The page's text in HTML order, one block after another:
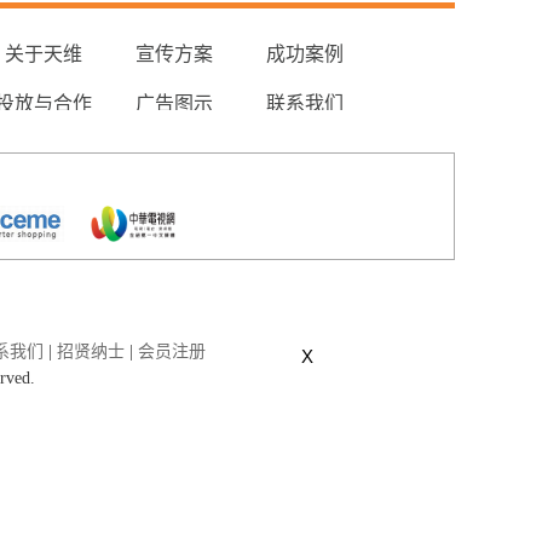
X
关于天维 宣传方案 成功案例
放与合作 广告图示 联系我们
我们 招贤纳士
会员注册